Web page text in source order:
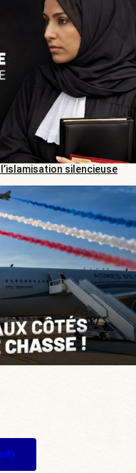
l’islamisation silencieuse